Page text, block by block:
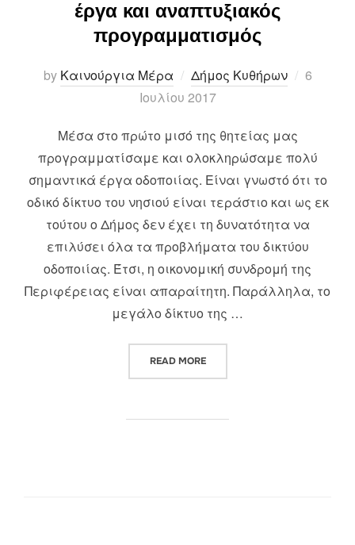
έργα και αναπτυξιακός
προγραμματισμός
by Καινούργια Μέρα Δήμος Κυθήρων
Posted
6
Ιουλίου 2017
Μέσα στο πρώτο μισό της θητείας μας
προγραμματίσαμε και ολοκληρώσαμε πολύ
σημαντικά έργα οδοποιίας. Είναι γνωστό ότι το
οδικό δίκτυο του νησιού είναι τεράστιο και ως εκ
τούτου ο Δήμος δεν έχει τη δυνατότητα να
επιλύσει όλα τα προβλήματα του δικτύου
οδοποιίας. Έτσι, η οικονομική συνδρομή της
Περιφέρειας είναι απαραίτητη. Παράλληλα, το
μεγάλο δίκτυο της …
READ MORE“ΔΗΜΟΤΙΚΗ ΟΔΟΠΟΙΙΑ